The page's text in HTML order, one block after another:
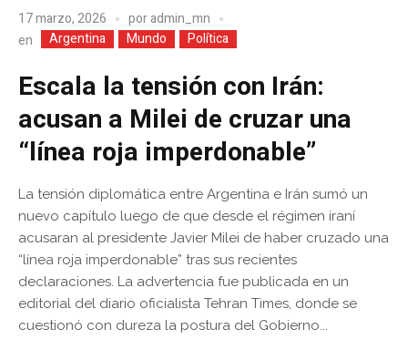
17 marzo, 2026 poradmin_mn
en
Argentina Mundo Política
Escala la tensión con Irán:
acusan a Milei de cruzar una
“línea roja imperdonable”
La tensión diplomática entre Argentina e Irán sumó un
nuevo capítulo luego de que desde el régimen iraní
acusaran al presidente Javier Milei de haber cruzado una
“línea roja imperdonable” tras sus recientes
declaraciones. La advertencia fue publicada en un
editorial del diario oficialista Tehran Times, donde se
cuestionó con dureza la postura del Gobierno...